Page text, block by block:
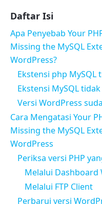
Daftar Isi
Apa Penyebab Your
Missing the MySQL
WordPress?
Ekstensi php MySQL
Ekstensi MySQL
Versi WordPress
Cara Mengatasi Your
Missing the MySQL
WordPress
Periksa versi PHP
Melalui Dashboard
Melalui FTP Client
Perbarui versi